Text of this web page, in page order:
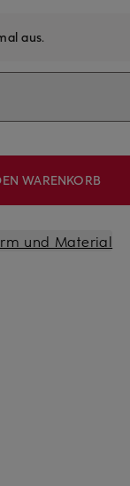
aus.
WARENKORB
und Material